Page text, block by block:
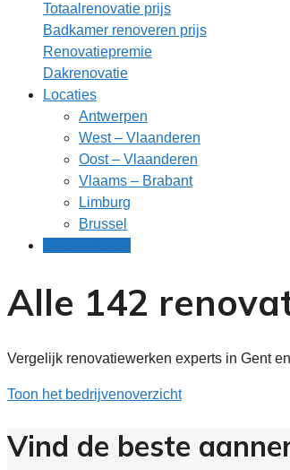
Totaalrenovatie prijs
Badkamer renoveren prijs
Renovatiepremie
Dakrenovatie
Locaties
Antwerpen
West – Vlaanderen
Oost – Vlaanderen
Vlaams – Brabant
Limburg
Brussel
Alle 142
Vergelijk renovatiewerken experts in Gent
Toon het bedrijvenoverzicht
Vind de beste